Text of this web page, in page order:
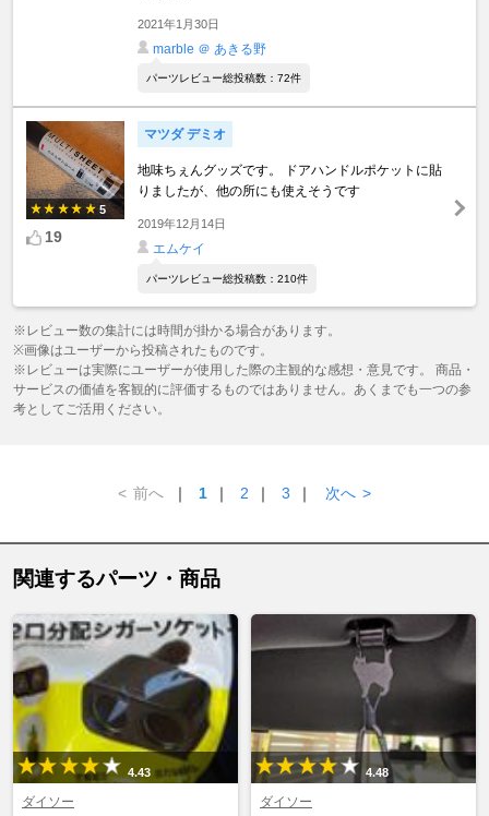
2021年1月30日
marble ＠ あきる野
パーツレビュー総投稿数：72件
5
19
マツダ デミオ
地味ちぇんグッズです。 ドアハンドルポケットに貼
りましたが、他の所にも使えそうです
2019年12月14日
エムケイ
パーツレビュー総投稿数：210件
※レビュー数の集計には時間が掛かる場合があります。
※画像はユーザーから投稿されたものです。
※レビューは実際にユーザーが使用した際の主観的な感想・意見です。 商品・
サービスの価値を客観的に評価するものではありません。あくまでも一つの参
考としてご活用ください。
< 前へ ｜ 1 ｜ 2 ｜ 3 ｜ 次へ >
関連するパーツ・商品
4.43
ダイソー
4.48
ダイソー